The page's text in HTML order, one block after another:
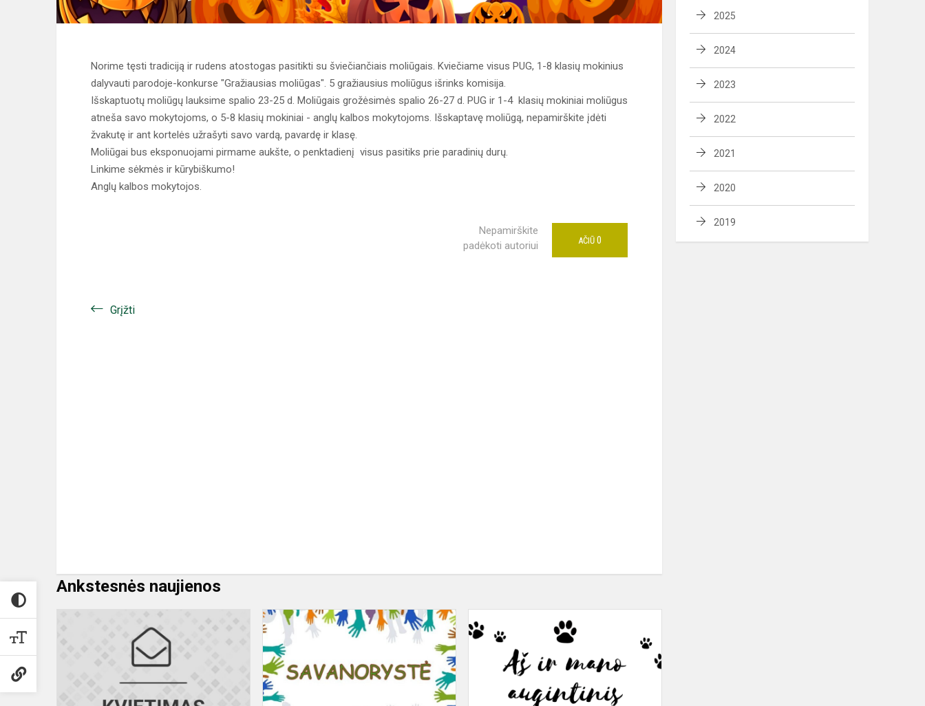
Norime tęsti tradiciją ir rudens atostogas pasitikti su šviečiančiais moliūgais. Kviečiame visus PUG, 1-8 klasių mokinius
dalyvauti parodoje-konkurse "Gražiausias moliūgas". 5 gražiausius moliūgus išrinks komisija.
Išskaptuotų moliūgų lauksime spalio 23-25 d. Moliūgais grožėsimės spalio 26-27 d. PUG ir 1-4 klasių mokiniai moliūgus
atneša savo mokytojoms, o 5-8 klasių mokiniai - anglų kalbos mokytojoms. Išskaptavę moliūgą, nepamirškite įdėti
žvakutę ir ant kortelės užrašyti savo vardą, pavardę ir klasę.
Moliūgai bus eksponuojami pirmame aukšte, o penktadienį visus pasitiks prie paradinių durų.
Linkime sėkmės ir kūrybiškumo!
Anglų kalbos mokytojos.
Nepamirškite
padėkoti autoriui
AČIŪ 0
Grįžti
Ankstesnės naujienos
2025
2024
2023
2022
2021
2020
2019